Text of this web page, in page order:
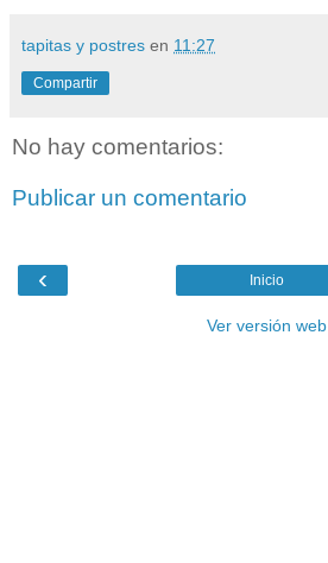
tapitas y postres en 11:27
Compartir
No hay comentarios:
Publicar un comentario
‹ Inicio
Ver versión web